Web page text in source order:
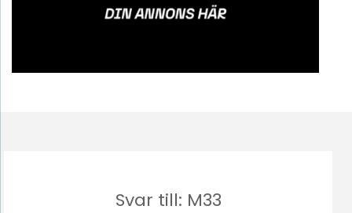
Svar till: M33